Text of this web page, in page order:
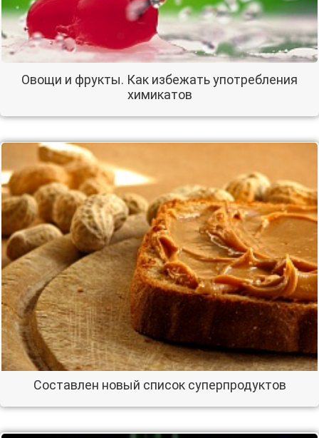
Овощи и фрукты. Как избежать употребления
химикатов
Составлен новый список суперпродуктов